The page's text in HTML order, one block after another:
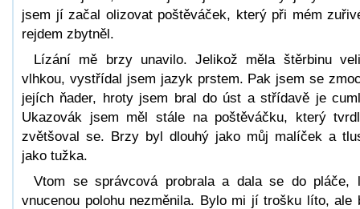
jsem jí začal olizovat poštěváček, který při mém
rejdem zbytněl.
Lízání mě brzy unavilo. Jelikož měla štěrbinu
vlhkou, vystřídal jsem jazyk prstem. Pak jsem se
jejích ňader, hroty jsem bral do úst a střídavě je
Ukazovák jsem měl stále na poštěváčku, který
zvětšoval se. Brzy byl dlouhý jako můj malíček a
jako tužka.
Vtom se správcová probrala a dala se do pláče,
vnucenou polohu nezměnila. Bylo mi jí trošku líto, ale